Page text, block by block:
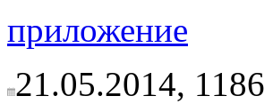
приложение
21.05.2014, 1186